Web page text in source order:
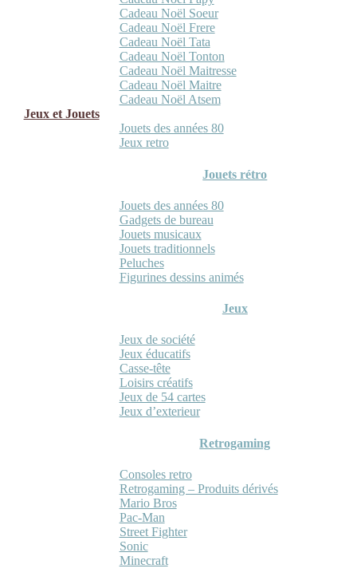
Cadeau Noël Soeur
Cadeau Noël Frere
Cadeau Noël Tata
Cadeau Noël Tonton
Cadeau Noël Maitresse
Cadeau Noël Maitre
Cadeau Noël Atsem
Jeux et Jouets
Jouets des années 80
Jeux retro
Jouets rétro
Jouets des années 80
Gadgets de bureau
Jouets musicaux
Jouets traditionnels
Peluches
Figurines dessins animés
Jeux
Jeux de société
Jeux éducatifs
Casse-tête
Loisirs créatifs
Jeux de 54 cartes
Jeux d’exterieur
Retrogaming
Consoles retro
Retrogaming – Produits dérivés
Mario Bros
Pac-Man
Street Fighter
Sonic
Minecraft